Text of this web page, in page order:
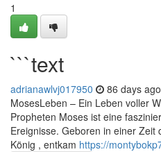
1
```text
adrianawlvj017950 86 days ago
MosesLeben – Ein Leben voller
Propheten Moses ist eine
Ereignisse. Geboren in einer
König , entkam https://